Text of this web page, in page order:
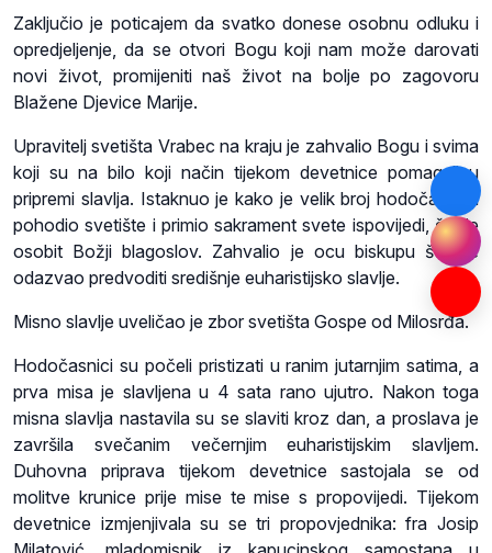
Zaključio je poticajem da svatko donese osobnu odluku i
opredjeljenje, da se otvori Bogu koji nam može darovati
novi život, promijeniti naš život na bolje po zagovoru
Blažene Djevice Marije.
Upravitelj svetišta Vrabec na kraju je zahvalio Bogu i svima
koji su na bilo koji način tijekom devetnice pomagali u
pripremi slavlja. Istaknuo je kako je velik broj hodočasnika
pohodio svetište i primio sakrament svete ispovijedi, što je
osobit Božji blagoslov. Zahvalio je ocu biskupu što se
odazvao predvoditi središnje euharistijsko slavlje.
Misno slavlje uveličao je zbor svetišta Gospe od Milosrđa.
Hodočasnici su počeli pristizati u ranim jutarnjim satima, a
prva misa je slavljena u 4 sata rano ujutro. Nakon toga
misna slavlja nastavila su se slaviti kroz dan, a proslava je
završila svečanim večernjim euharistijskim slavljem.
Duhovna priprava tijekom devetnice sastojala se od
molitve krunice prije mise te mise s propovijedi. Tijekom
devetnice izmjenjivala su se tri propovjednika: fra Josip